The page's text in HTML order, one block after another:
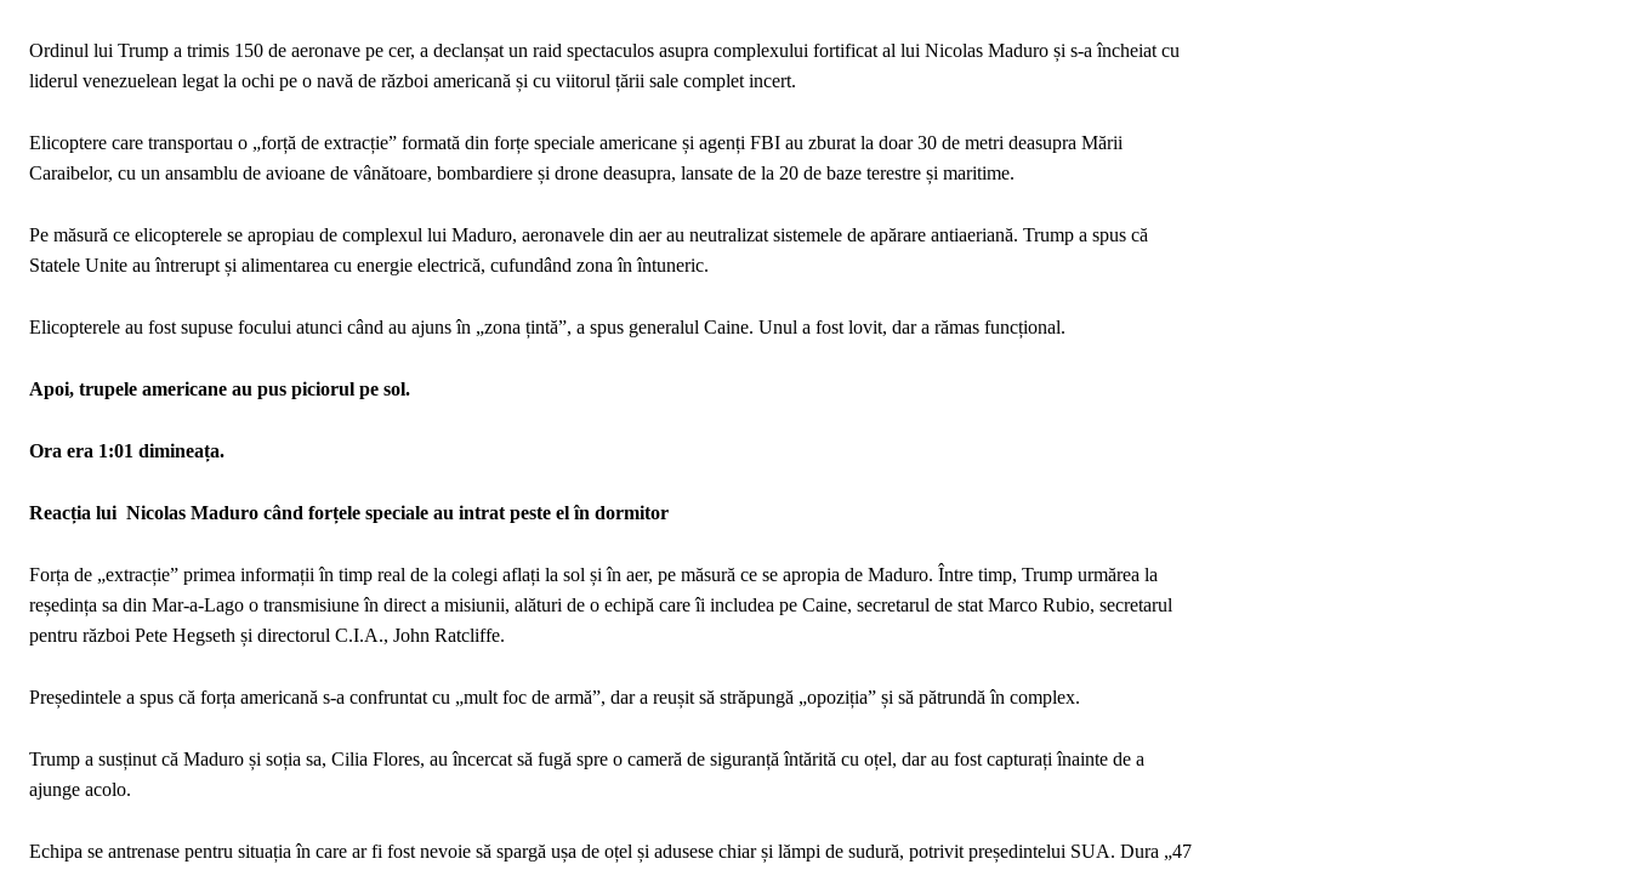
Ordinul lui Trump a trimis 150 de aeronave pe cer, a declanșat un raid spectaculos asupra complexului fortificat al lui Nicolas Maduro și s-a încheiat cu
liderul venezuelean legat la ochi pe o navă de război americană și cu viitorul țării sale complet incert.
Elicoptere care transportau o „forță de extracție” formată din forțe speciale americane și agenți FBI au zburat la doar 30 de metri deasupra Mării
Caraibelor, cu un ansamblu de avioane de vânătoare, bombardiere și drone deasupra, lansate de la 20 de baze terestre și maritime.
Pe măsură ce elicopterele se apropiau de complexul lui Maduro, aeronavele din aer au neutralizat sistemele de apărare antiaeriană. Trump a spus că
Statele Unite au întrerupt și alimentarea cu energie electrică, cufundând zona în întuneric.
Elicopterele au fost supuse focului atunci când au ajuns în „zona țintă”, a spus generalul Caine. Unul a fost lovit, dar a rămas funcțional.
Apoi, trupele americane au pus piciorul pe sol.
Ora era 1:01 dimineața.
Reacția lui Nicolas Maduro când forțele speciale au intrat peste el în dormitor
Forța de „extracție” primea informații în timp real de la colegi aflați la sol și în aer, pe măsură ce se apropia de Maduro. Între timp, Trump urmărea la
reședința sa din Mar-a-Lago o transmisiune în direct a misiunii, alături de o echipă care îi includea pe Caine, secretarul de stat Marco Rubio, secretarul
pentru război Pete Hegseth și directorul C.I.A., John Ratcliffe.
Președintele a spus că forța americană s-a confruntat cu „mult foc de armă”, dar a reușit să străpungă „opoziția” și să pătrundă în complex.
Trump a susținut că Maduro și soția sa, Cilia Flores, au încercat să fugă spre o cameră de siguranță întărită cu oțel, dar au fost capturați înainte de a
ajunge acolo.
Echipa se antrenase pentru situația în care ar fi fost nevoie să spargă ușa de oțel și adusese chiar și lămpi de sudură, potrivit președintelui SUA. Dura „47